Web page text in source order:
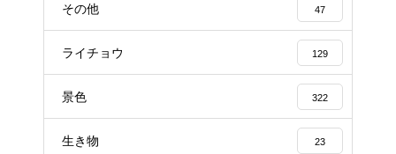
その他 47
ライチョウ 129
景色 322
生き物 23